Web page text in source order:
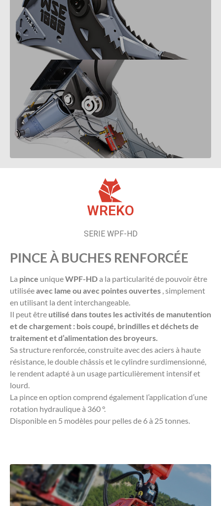
WREKO
SERIE WPF-HD
PINCE À BUCHES RENFORCÉE
La pince uniqueWPF-HDa la particularité de pouvoir être
utiliséeavec lame ou avec pointes ouvertes , simplement
en utilisant la dent interchangeable.
Il peut être utilisé dans toutes les activités de manutention
et de chargement : bois coupé, brindilles et déchets de
traitement et d’alimentation des broyeurs.
Sa structure renforcée, construite avec des aciers à haute
résistance, le double châssis et le cylindre surdimensionné,
le rendent adapté à un usage particulièrement intensif et
lourd.
La pince en option comprend également l’application d’une
rotation hydraulique à 360 °.
Disponible en 5 modèles pour pelles de 6 à 25 tonnes.